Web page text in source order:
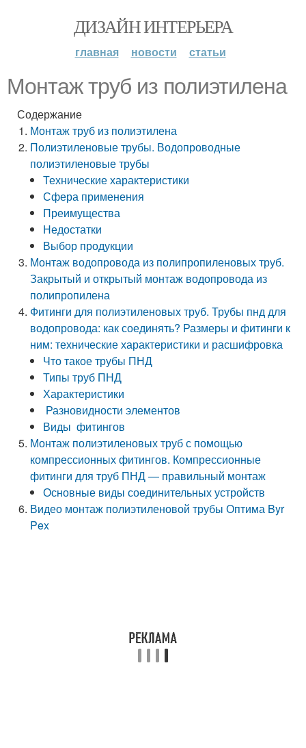
ДИЗАЙН ИНТЕРЬЕРА
главная новости статьи
Монтаж труб из полиэтилена
Содержание
Монтаж труб из полиэтилена
Полиэтиленовые трубы. Водопроводные
полиэтиленовые трубы
Технические характеристики
Сфера применения
Преимущества
Недостатки
Выбор продукции
Монтаж водопровода из полипропиленовых труб.
Закрытый и открытый монтаж водопровода из
полипропилена
Фитинги для полиэтиленовых труб. Трубы пнд для
водопровода: как соединять? Размеры и фитинги к
ним: технические характеристики и расшифровка
Что такое трубы ПНД
Типы труб ПНД
Характеристики
Разновидности элементов
Виды фитингов
Монтаж полиэтиленовых труб с помощью
компрессионных фитингов. Компрессионные
фитинги для труб ПНД — правильный монтаж
Основные виды соединительных устройств
Видео монтаж полиэтиленовой трубы Оптима Byr
Pex